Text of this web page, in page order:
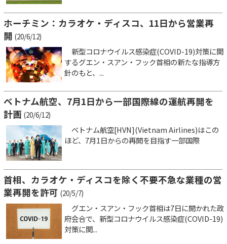
ホーチミン：カラオケ・ディスコ、11日から営業再
開 (20/6/12)
新型コロナウイルス感染症(COVID-19)対策に関
するグエン・スアン・フック首相の新たな指導方
針のもと、...
ベトナム航空、7月1日から一部国際線の運航再開を
計画 (20/6/12)
ベトナム航空[HVN](Vietnam Airlines)はこの
ほど、7月1日からの再開を目指す一部国際
首相、カラオケ・ディスコを除く不要不急な業種の営
業再開を許可 (20/5/7)
グエン・スアン・フック首相は7日に開かれた政
府会合で、新型コロナウイルス感染症(COVID-19)
対策に関...